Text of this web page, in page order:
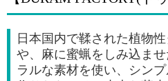
日本国内で鞣された植物
や、麻に蜜蝋をしみ込ま
ラルな素材を使い、シン